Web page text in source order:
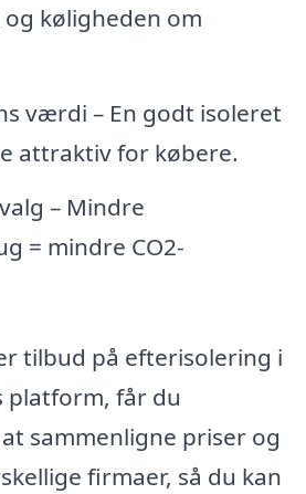
køligheden om
værdi – En godt isoleret
attraktiv for købere.
– Mindre
= mindre CO2-
tilbud på efterisolering i
platform, får du
sammenligne priser og
firmaer, så du kan